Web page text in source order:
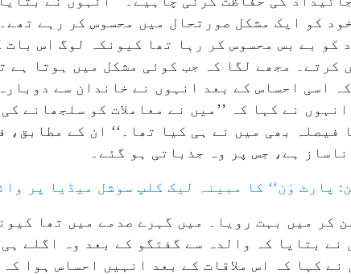
کو ایک مشکل صورتحال میں محسوس کر رہے تھے۔
کو بے بس محسوس کر رہا تھا کیونکہ لوگ اس
کرتے۔ مجھے لگا کہ جب کوئی مشکل میں ہوتا ہے
کہ اسی احساس کے بعد انہوں نے خاندان سے
نے کہا کہ ’’میں نے معاملات کو سلجھانے
فیصلہ بھی میں نے ہی کیا تھا۔‘‘ ان کے مطابق،
ہے، جس پر وہ جذباتی ہو گئے۔
پارٹ وَن‘‘ کا مبینہ لیک کلپ سوشل میڈیا پر
کر میں بہت رویا۔ میں گہرے صدمے میں تھا
نے بتایا کہ والدہ سے گفتگو کے بعد وہ اگلے
نے کہا کہ اس ملاقات کے بعد انہیں احساس ہوا